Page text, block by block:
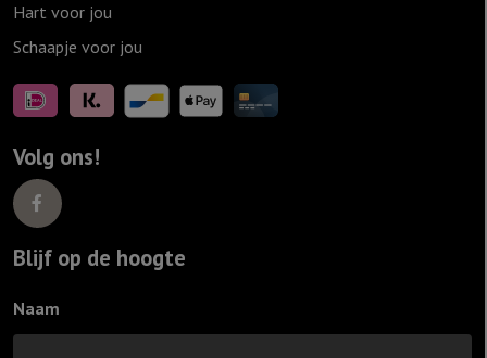
Hart voor jou
Schaapje voor jou
Volg ons!
Blijf op de hoogte
Naam